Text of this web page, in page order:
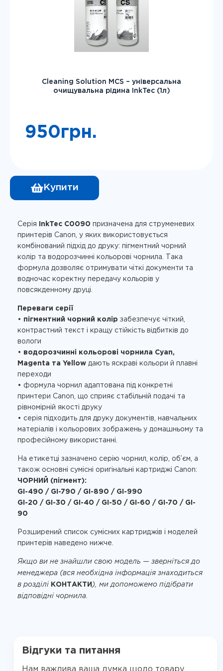
Cleaning Solution MCS – універсальна
очищувальна рідина InkTec (1л)
950грн.
Купити
Серія InkTec C0090 призначена для струменевих
принтерів Canon, у яких використовується
комбінований підхід до друку: пігментний чорний
колір та водорозчинні кольорові чорнила. Така
формула дозволяє отримувати чіткі документи та
водночас коректну передачу кольорів у
повсякденному друці.
Переваги серії
•
пігментний чорний колір забезпечує чіткий,
контрастний текст і кращу стійкість відбитків до
вологи
•
водорозчинні кольорові чорнила Cyan,
Magenta та Yellow дають яскраві кольори й плавні
переходи
• формула чорнил адаптована під конкретні
принтери Canon, що сприяє стабільній подачі та
рівномірній якості друку
• серія підходить для друку документів, навчальних
матеріалів і кольорових зображень у домашньому та
професійному використанні.
На етикетці зазначено серію чорнил, колір, об’єм, а
також основні сумісні оригінальні картриджі Canon:
ЧОРНИЙ (пігмент):
GI-490 / GI-790 / GI-890 / GI-990
GI-20 / GI-30 / GI-40 / GI-50 / GI-60 / GI-70 / GI-
90
Розширений список сумісних картриджів і моделей
принтерів наведено нижче.
Якщо ви не знайшли свою модель — зверніться до
менеджера (вся необхідна інформація знаходиться
в розділі КОНТАКТИ ), ми допоможемо підібрати
відповідні чорнила.
Відгуки та питання
Нам важлива ваша думка щодо товару